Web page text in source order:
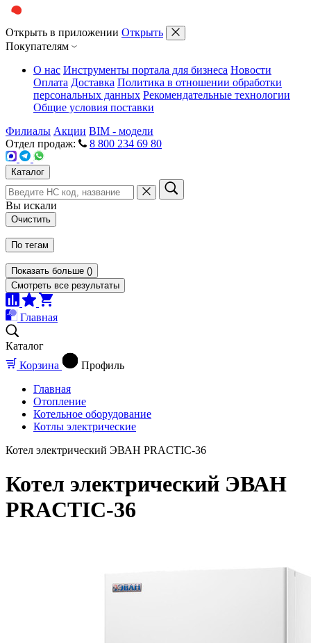
Открыть в приложении Открыть
Покупателям
О нас Инструменты портала для бизнеса Новости
Оплата Доставка Политика в отношении обработки
персональных данных Рекомендательные технологии
Общие условия поставки
Филиалы Акции BIM - модели
Отдел продаж:
8 800 234 69 80
Каталог
Вы искали
Очистить
По тегам
Показать больше ()
Смотреть все результаты
Главная
Каталог
Корзина
Профиль
Главная
Отопление
Котельное оборудование
Котлы электрические
Котел электрический ЭВАН PRACTIC-36
Котел электрический ЭВАН
PRACTIC-36